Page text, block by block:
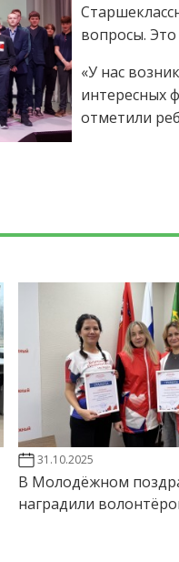
вопросы.
«У нас
интересных
отметили
31.10.2025
В Молодёжном
наградили